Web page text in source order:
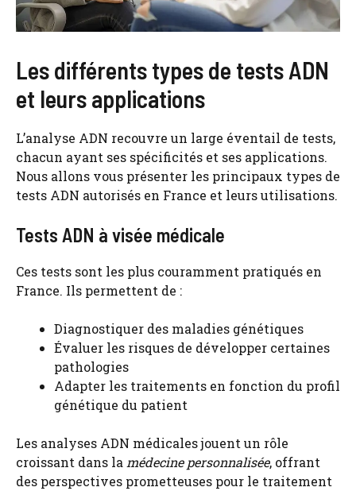
Les différents types de tests ADN
et leurs applications
L’analyse ADN recouvre un large éventail de tests,
chacun ayant ses spécificités et ses applications.
Nous allons vous présenter les principaux types de
tests ADN autorisés en France et leurs utilisations.
Tests ADN à visée médicale
Ces tests sont les plus couramment pratiqués en
France. Ils permettent de :
Diagnostiquer des maladies génétiques
Évaluer les risques de développer certaines
pathologies
Adapter les traitements en fonction du profil
génétique du patient
Les analyses ADN médicales jouent un rôle
croissant dans la médecine personnalisée, offrant
des perspectives prometteuses pour le traitement